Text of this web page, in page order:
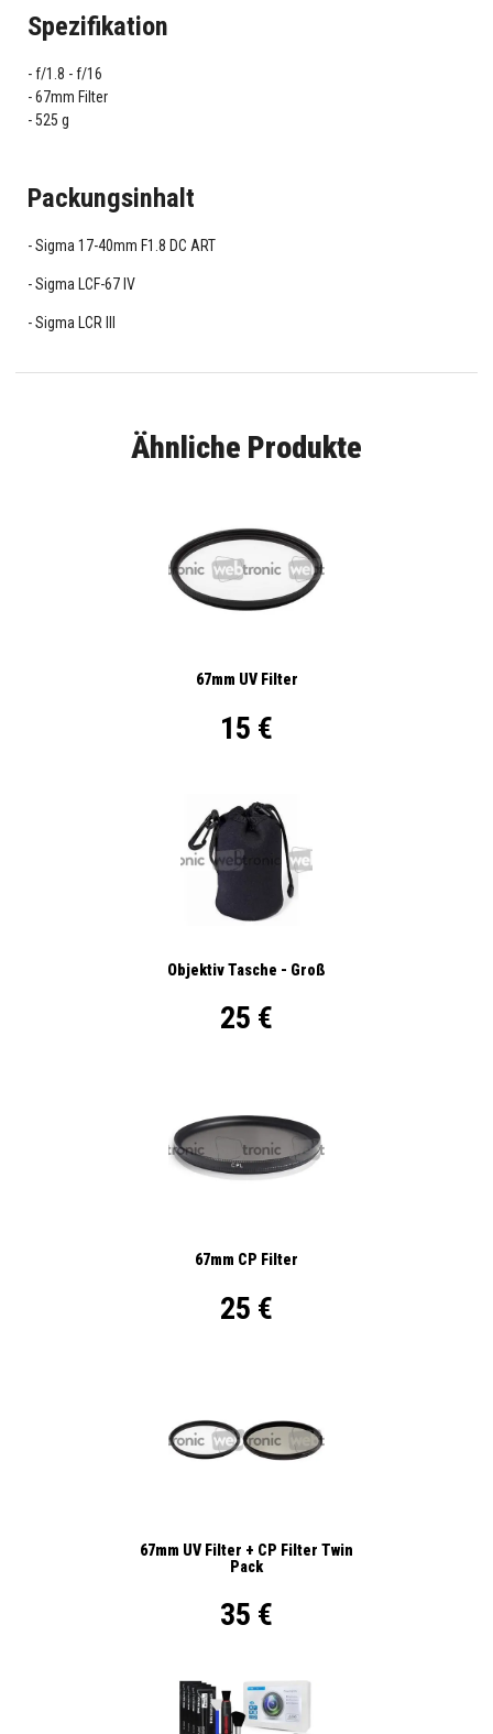
Spezifikation
f/1.8 - f/16
67mm Filter
525 g
Packungsinhalt
Sigma 17-40mm F1.8 DC ART
Sigma LCF-67 IV
Sigma LCR III
Ähnliche Produkte
67mm UV Filter
15 €
Objektiv Tasche - Groß
25 €
67mm CP Filter
25 €
67mm UV Filter + CP Filter Twin
Pack
35 €